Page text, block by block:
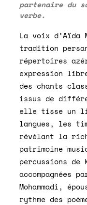
partenaire du
verbe.
La voix d’Aïda
tradition
répertoires
expression
des chants
issus de
elle tisse un
langues, les
révélant la
patrimoine
percussions de
accompagnées
Mohammadi,
rythme des